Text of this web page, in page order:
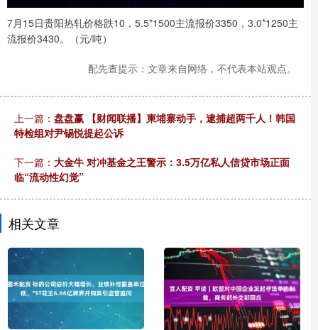
7月15日贵阳热轧价格跌10，5.5*1500主流报价3350，3.0*1250主
流报价3430。（元/吨）
配先查提示：文章来自网络，不代表本站观点。
上一篇： 盘盘赢 【财闻联播】柬埔寨动手，逮捕超两千人！韩国
特检组对尹锡悦提起公诉
下一篇： 大金牛 对冲基金之王警示：3.5万亿私人信贷市场正面
临“流动性幻觉”
相关文章